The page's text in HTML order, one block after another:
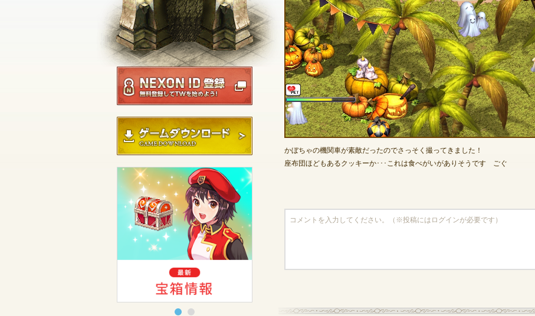
NEXON ID登録
ゲームダウンロード
かぼちゃの機関車が素敵だったのでさっそく撮ってきました！
座布団ほどもあるクッキーか･･･これは食べがいがありそうです ごぐ